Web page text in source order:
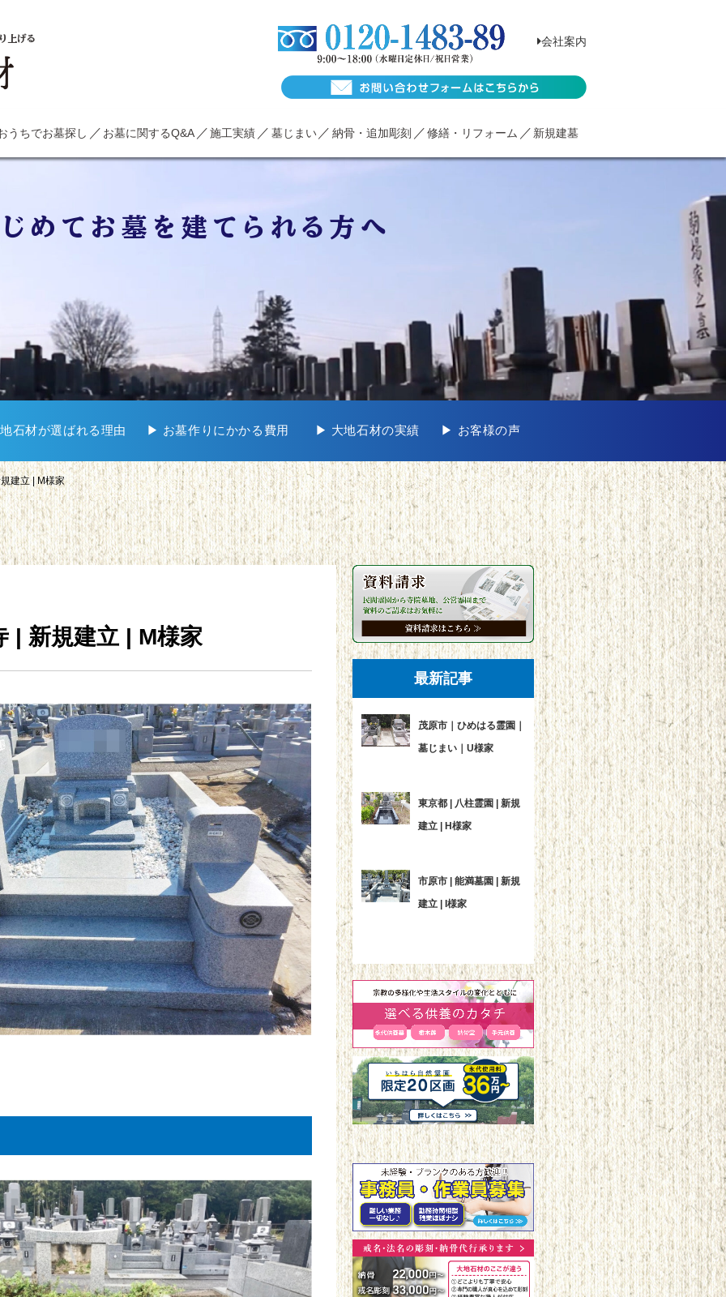
上げる 会社案内
うちでお墓探し お墓に関するQ&A 施工実績 墓じまい 納骨・追加彫刻 修繕・リフォーム 新規建墓
めてお墓を建てられる方へ
石材が選ばれる理由 ▶︎ お墓作りにかかる費用 ▶︎ 大地石材の実績 ▶︎ お客様の声
建立 | M様家
| 新規建立 | M様家
最新記事
茂原市｜ひめはる霊園｜
墓じまい｜U様家
東京都 | 八柱霊園 | 新規
建立 | H様家
市原市 | 能満墓園 | 新規
建立 | I様家